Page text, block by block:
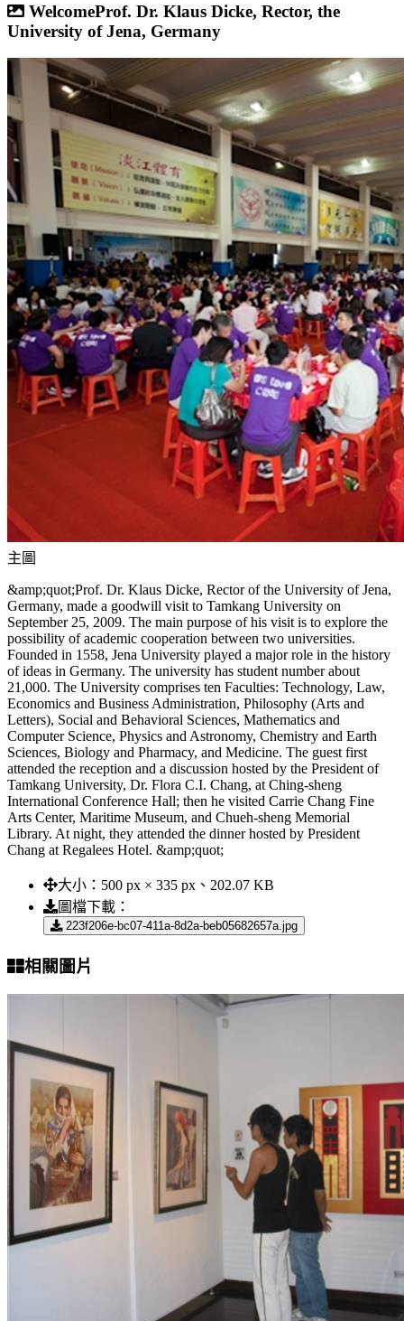
WelcomeProf. Dr. Klaus Dicke, Rector, the
University of Jena, Germany
主圖
&amp;quot;Prof. Dr. Klaus Dicke, Rector of the University of Jena,
Germany, made a goodwill visit to Tamkang University on
September 25, 2009. The main purpose of his visit is to explore the
possibility of academic cooperation between two universities.
Founded in 1558, Jena University played a major role in the history
of ideas in Germany. The university has student number about
21,000. The University comprises ten Faculties: Technology, Law,
Economics and Business Administration, Philosophy (Arts and
Letters), Social and Behavioral Sciences, Mathematics and
Computer Science, Physics and Astronomy, Chemistry and Earth
Sciences, Biology and Pharmacy, and Medicine. The guest first
attended the reception and a discussion hosted by the President of
Tamkang University, Dr. Flora C.I. Chang, at Ching-sheng
International Conference Hall; then he visited Carrie Chang Fine
Arts Center, Maritime Museum, and Chueh-sheng Memorial
Library. At night, they attended the dinner hosted by President
Chang at Regalees Hotel. &amp;quot;
大小： 500 px × 335 px、202.07 KB
圖檔下載：
223f206e-bc07-411a-8d2a-beb05682657a.jpg
相關圖片